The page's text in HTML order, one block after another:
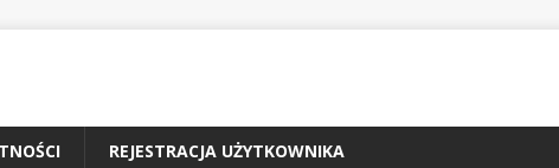
REJESTRACJA UŻYTKOWNIKA